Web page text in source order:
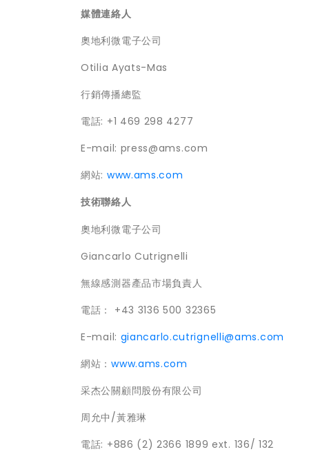
媒體連絡人
奧地利微電子公司
Otilia Ayats-Mas
行銷傳播總監
電話: +1 469 298 4277
E-mail: press@ams.com
網站: www.ams.com
技術聯絡人
奧地利微電子公司
Giancarlo Cutrignelli
無線感測器產品市場負責人
電話： +43 3136 500 32365
E-mail: giancarlo.cutrignelli@ams.com
網站：www.ams.com
采杰公關顧問股份有限公司
周允中/黃雅琳
電話: +886 (2) 2366 1899 ext. 136/ 132